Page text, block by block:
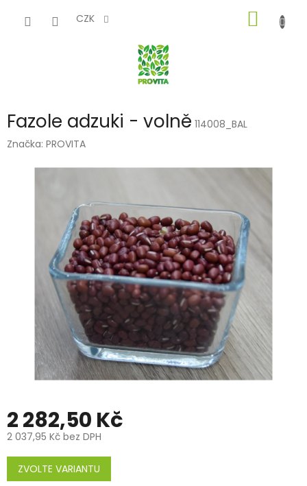
CZK
KOŠÍK
Fazole adzuki - volně 114008_BAL
Značka: PROVITA
2 282,50 Kč
2 037,95 Kč bez DPH
Měrná
cena:
ZVOLTE VARIANTU